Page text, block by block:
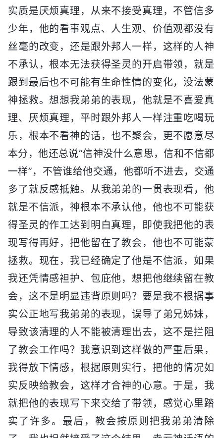
实质是厌烦真理，从来不接受真理，不管信多
少年，他的看事观点、人生观、价值观都没有
丝毫的改变，还是跟外邦人一样，这样的人神
不承认，根本无法获得圣灵的开启带领，就是
跟到最后也不可能有生命性情的变化，没法蒙
神拯救。想想我弟弟的表现，他就是不喜爱真
理、厌烦真理，平时跟外邦人一样注重吃喝玩
乐，根本不看神的话，也不聚会，更不愿意尽
本分，他还总说“信神没什么意思，信和不信都
一样”，不管谁给他交通，他都听不进去，交通
多了就反感抵触。从我弟弟的一贯表现看，他
就是不信派，神根本不承认他，他也不可能获
得圣灵的作工达到明白真理，即使我把他的表
现写得再好，把他留在了教会，他也不可能蒙
拯救。现在，我已经确定了他是不信派，如果
我还凭情感袒护、包庇他，想把他继续留在教
会，这不是明显违背原则吗？要是我不根据事
实公正地写我弟弟的表现，误导了弟兄姊妹，
导致该清理的人不能被清理出去，这不是拦阻
了教会工作吗？我意识到这样做的严重后果，
我得放下情感，根据原则实行，把他的情况如
实反映给教会，这样才合神的心意。于是，我
就把他的表现写下来交给了带领，感觉心里踏
实了许多。最后，教会按原则把我弟弟清除